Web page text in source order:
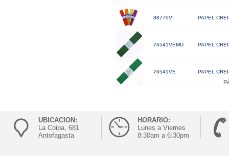
88770VI PAPEL
76541VEMU PAPEL
76541VE PAPEL
UBICACION:
La Coipa, 681
Antofagasta
HORARIO:
Lunes a Viernes
8:30am a 6:30pm